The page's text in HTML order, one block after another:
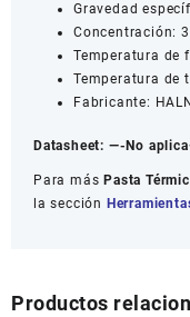
Gravedad
Concentración:
Temperatura de
Temperatura de
Fabricante:
Datasheet: —-No
Para más Pasta
la sección
Productos